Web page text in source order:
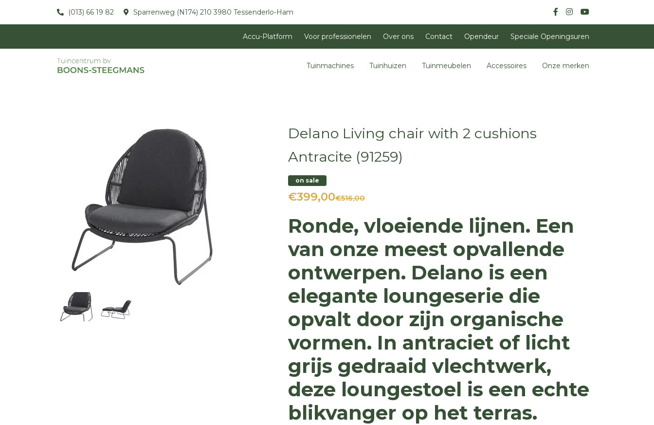
(013) 66 19 82 Sparrenweg (N174) 210 3980 Tessenderlo-Ham
Accu-Platform Voor professionelen Over ons Contact Opendeur Speciale Openingsuren
Tuinmachines Tuinhuizen Tuinmeubelen Accessoires Onze merken
Delano Living chair with 2 cushions
Antracite (91259)
on sale
€399,00€516,00
Ronde, vloeiende lijnen. Een
van onze meest opvallende
ontwerpen. Delano is een
elegante loungeserie die
opvalt door zijn organische
vormen. In antraciet of licht
grijs gedraaid vlechtwerk,
deze loungestoel is een echte
blikvanger op het terras.